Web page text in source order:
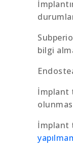
bilgi
İmplant
İmplant